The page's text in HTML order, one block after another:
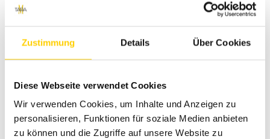
Zustimmung Details Über Cookies
Diese Webseite verwendet Cookies
Wir verwenden Cookies, um Inhalte und Anzeigen zu
personalisieren, Funktionen für soziale Medien anbieten
zu können und die Zugriffe auf unsere Website zu
Tara-M steht für hochwertige Mode, die sich durch zeitloses
Kollektionen sind sorgfältig ausgewählt, um dir stets die
neuesten Trends und bewährte Klassiker zu bieten. Mit
einem starken Fokus auf Qualität und Kundenservice
macht und zufriedenstellt.
Wir wissen, wie wichtig Flexibilität ist, deshalb bieten wir dir
einen zuverlässigen Versand innerhalb Deutschlands für nur
4,99 €. Solltest du einmal nicht zufrieden sein, kannst du